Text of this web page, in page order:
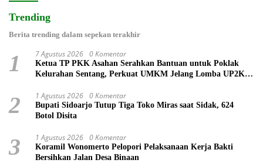
Trending
Berita trending dalam sepekan terakhir
1 7 Agustus 2026 0 Komentar
Ketua TP PKK Asahan Serahkan Bantuan untuk Poklak
Kelurahan Sentang, Perkuat UMKM Jelang Lomba UP2K
2 1 Agustus 2026 0 Komentar
Bupati Sidoarjo Tutup Tiga Toko Miras saat Sidak, 624
Botol Disita
3 1 Agustus 2026 0 Komentar
Koramil Wonomerto Pelopori Pelaksanaan Kerja Bakti
Bersihkan Jalan Desa Binaan